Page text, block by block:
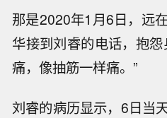
那是2020年1月6日，远
华接到刘睿的电话，抱
痛，像抽筋一样痛。”
刘睿的病历显示，6日当